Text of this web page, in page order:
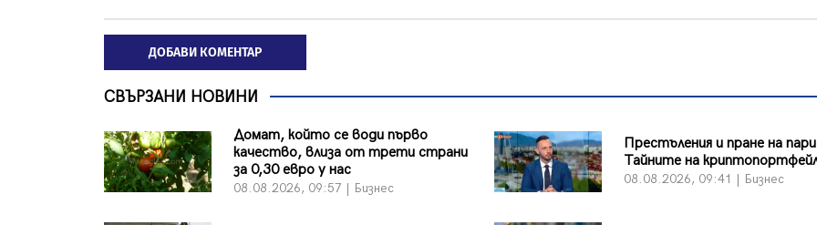
ДОБАВИ КОМЕНТАР
СВЪРЗАНИ НОВИНИ
Домат, който се води първо
качество, влиза от трети страни
за 0,30 евро у нас
08.08.2026, 09:57 | Бизнес
Престъления и пране на
Тайните на
08.08.2026, 09:41 | Бизнес